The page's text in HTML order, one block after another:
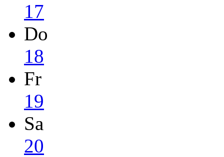
17
Do
18
Fr
19
Sa
20